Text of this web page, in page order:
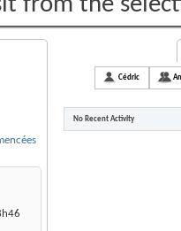
Cédric
No Recent Activity